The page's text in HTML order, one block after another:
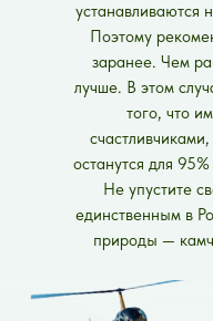
устанавливаются
Поэтому
заранее. Чем
лучше. В этом
того, что
останутся для
Не упустите
единственным в
природы —